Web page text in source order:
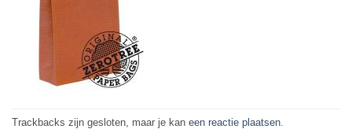
Trackbacks zijn gesloten, maar je kan een reactie plaatsen